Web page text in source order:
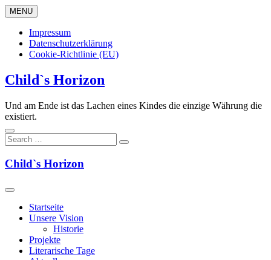
Skip
to
content
MENU
Impressum
Datenschutzerklärung
Cookie-Richtlinie (EU)
Child`s Horizon
Und am Ende ist das Lachen eines Kindes die einzige Währung die
existiert.
Child`s Horizon
Startseite
Unsere Vision
Historie
Projekte
Literarische Tage